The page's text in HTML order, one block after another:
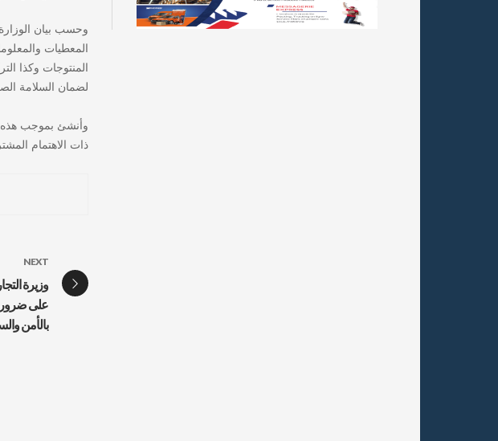
وحسب بيان
المعطيات
المنتوجات وكذا
لضمان السلامة
وأنشئ بموجب هذه
ذات الاهتمام
NEXT
وزيرة
على
بالأمن